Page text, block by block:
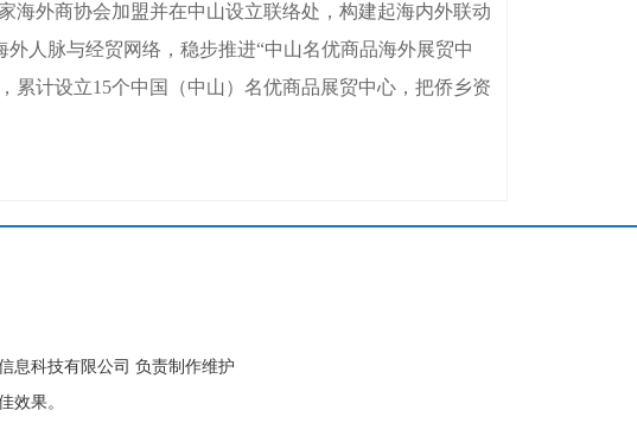
外商协会加盟并在中山设立联络处，构建起海内外联动
人脉与经贸网络，稳步推进“中山名优商品海外展贸中
累计设立15个中国（中山）名优商品展贸中心，把侨乡资
息科技有限公司 负责制作维护
效果。